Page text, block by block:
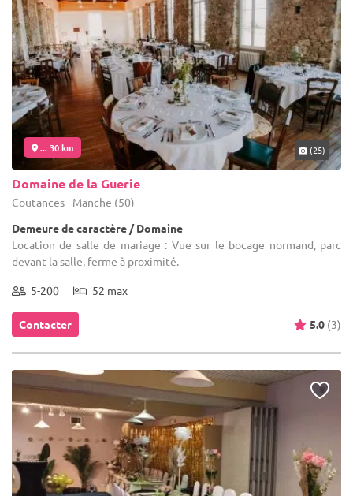
... 30 km (25)
Domaine de la Guerie
Coutances - Manche (50)
Demeure de caractère / Domaine
Location de salle de mariage : Vue sur le bocage normand, parc
devant la salle, ferme à proximité.
5-200 52 max
Contacter 5.0 (3)